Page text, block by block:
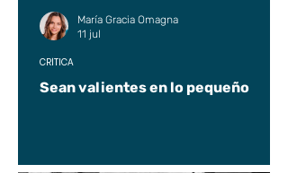
Sean valientes en lo pequeño
CRÍTICA
María Gracia Omagna
11 jul